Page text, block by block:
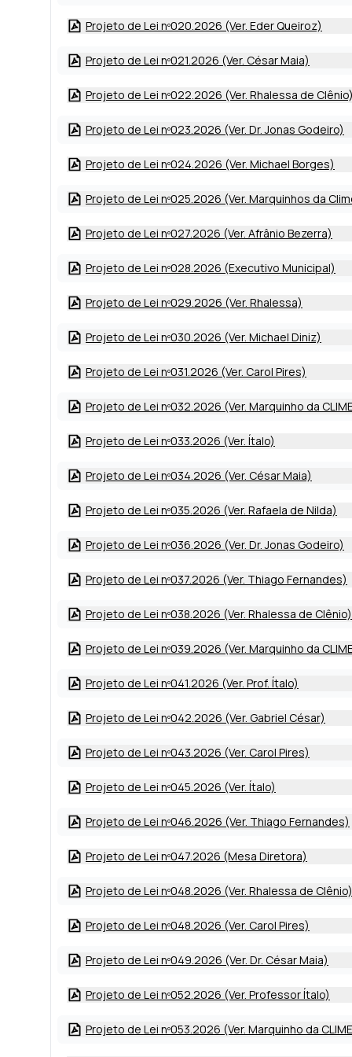
Projeto de Lei nº020.2026 (Ver. Eder Queiroz)
Projeto de Lei nº021.2026 (Ver. César Maia)
Projeto de Lei nº022.2026 (Ver. Rhalessa de Clênio)
Projeto de Lei nº023.2026 (Ver. Dr. Jonas Godeiro)
Projeto de Lei nº024.2026 (Ver. Michael Borges)
Projeto de Lei nº025.2026 (Ver. Marquinhos da
Projeto de Lei nº027.2026 (Ver. Afrânio Bezerra)
Projeto de Lei nº028.2026 (Executivo Municipal)
Projeto de Lei nº029.2026 (Ver. Rhalessa)
Projeto de Lei nº030.2026 (Ver. Michael Diniz)
Projeto de Lei nº031.2026 (Ver. Carol Pires)
Projeto de Lei nº032.2026 (Ver. Marquinho da
Projeto de Lei nº033.2026 (Ver. Ítalo)
Projeto de Lei nº034.2026 (Ver. César Maia)
Projeto de Lei nº035.2026 (Ver. Rafaela de Nilda)
Projeto de Lei nº036.2026 (Ver. Dr. Jonas Godeiro)
Projeto de Lei nº037.2026 (Ver. Thiago Fernandes)
Projeto de Lei nº038.2026 (Ver. Rhalessa de Clênio)
Projeto de Lei nº039.2026 (Ver. Marquinho da
Projeto de Lei nº041.2026 (Ver. Prof. Ítalo)
Projeto de Lei nº042.2026 (Ver. Gabriel César)
Projeto de Lei nº043.2026 (Ver. Carol Pires)
Projeto de Lei nº045.2026 (Ver. Ítalo)
Projeto de Lei nº046.2026 (Ver. Thiago Fernandes)
Projeto de Lei nº047.2026 (Mesa Diretora)
Projeto de Lei nº048.2026 (Ver. Rhalessa de Clênio)
Projeto de Lei nº048.2026 (Ver. Carol Pires)
Projeto de Lei nº049.2026 (Ver. Dr. César Maia)
Projeto de Lei nº052.2026 (Ver. Professor Ítalo)
Projeto de Lei nº053.2026 (Ver. Marquinho da